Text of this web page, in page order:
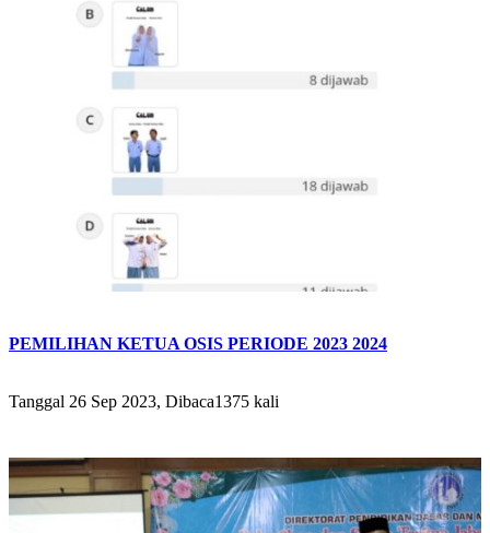
PEMILIHAN KETUA OSIS PERIODE 2023 2024
Tanggal 26 Sep 2023, Dibaca1375 kali